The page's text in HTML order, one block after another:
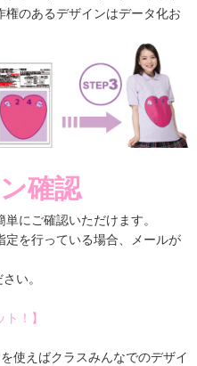
のあるデザインはデータ化お
確認
にご確認いただけます。
を行っている場合、メールが
い。
！】
使えばクラスみんなでのデザイ